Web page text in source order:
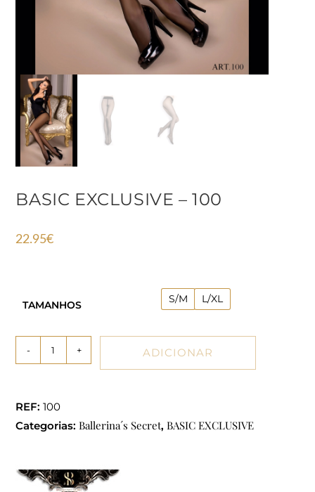
BASIC EXCLUSIVE – 100
22.95€
TAMANHOS S/M L/XL
- + ADICIONAR
REF:100
Categorias:Ballerina´s Secret,BASIC EXCLUSIVE